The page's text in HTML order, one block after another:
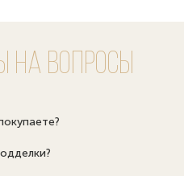
на вопросы